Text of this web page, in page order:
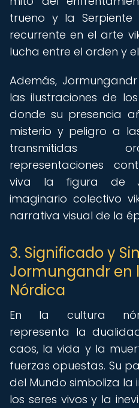
trueno y la
recurrente en el arte
lucha entre el orden y
Además,
las ilustraciones de
donde su presencia
misterio y peligro a
transmitidas
representaciones
viva la figura de
imaginario colectivo
narrativa visual de la
3. Significado y
Jormungandr en
Nórdica
En la cultura
representa la
caos, la vida y la
fuerzas opuestas. Su
del Mundo simboliza la
los seres vivos y la